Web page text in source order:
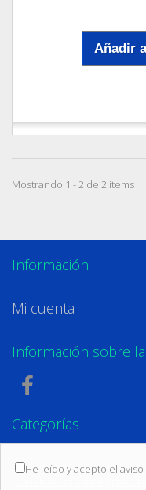
Añadir
Mostrando 1 - 2 de 2 items
Información
Mi cuenta
Información sobre
Categorías
He leído y acepto el